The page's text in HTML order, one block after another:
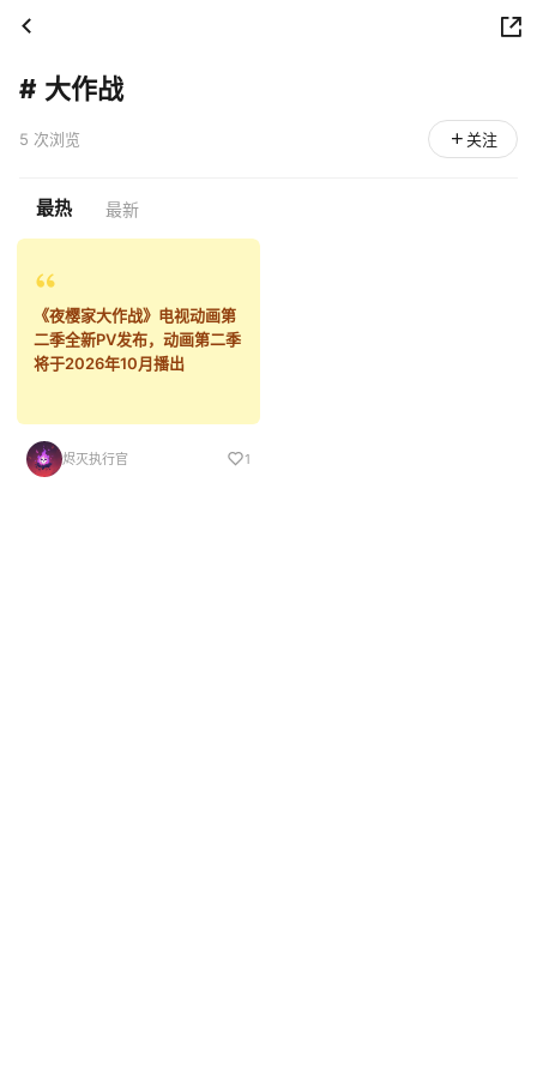
# 大作战
5 次浏览 关注
最热 最新
《夜樱家大作战》电视动画第
二季全新PV发布，动画第二季
将于2026年10月播出
烬灭执行官 1